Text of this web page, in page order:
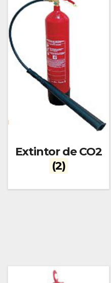
Extintor de CO2
(2)